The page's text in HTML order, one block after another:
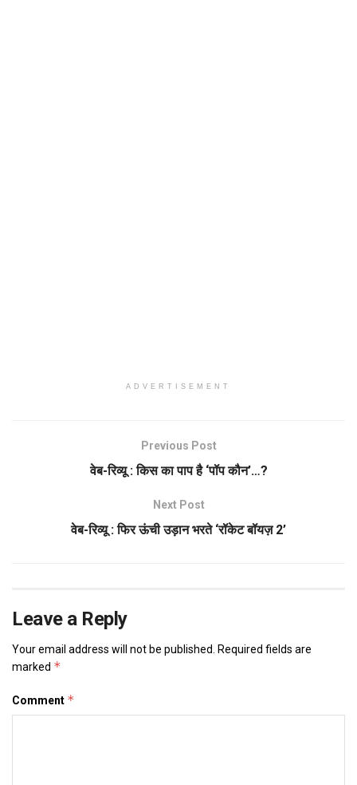
ADVERTISEMENT
Previous Post
वेब-रिव्यू : किस का पाप है ‘पॉप कौन’…?
Next Post
वेब-रिव्यू : फिर ऊंची उड़ान भरते ‘रॉकेट बॉयज़ 2’
Leave a Reply
Your email address will not be published. Required fields are
marked *
Comment *